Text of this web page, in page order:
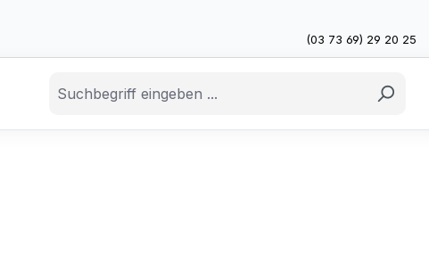
(03 73 69) 29 20 25